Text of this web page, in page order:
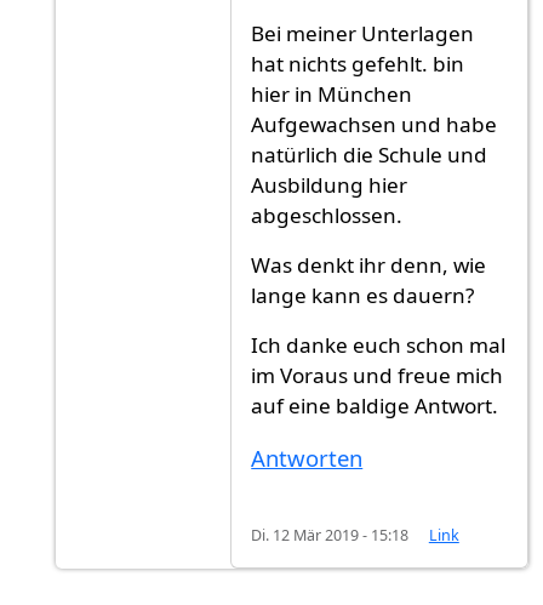
Bei meiner Unterlagen
hat nichts gefehlt. bin
hier in München
Aufgewachsen und habe
natürlich die Schule und
Ausbildung hier
abgeschlossen.
Was denkt ihr denn, wie
lange kann es dauern?
Ich danke euch schon mal
im Voraus und freue mich
auf eine baldige Antwort.
Antworten
Di. 12 Mär 2019 - 15:18 Link